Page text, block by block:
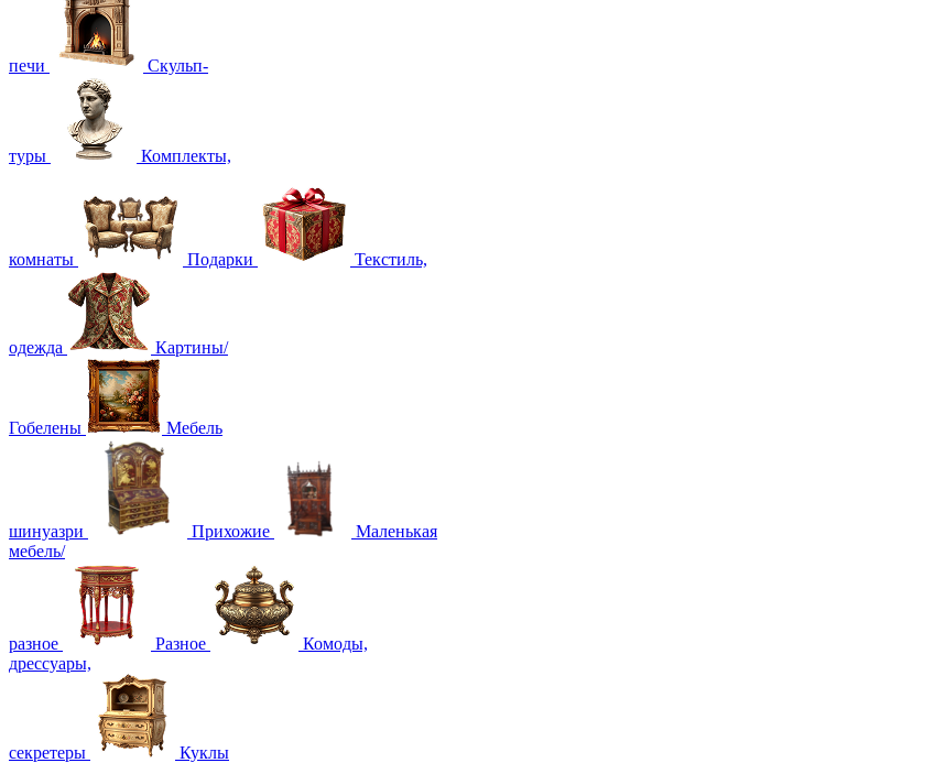
печи Скульп-
туры Комплекты,
комнаты Подарки Текстиль,
одежда Картины/
Гобелены Мебель
шинуазри Прихожие
Маленькая
мебель/
разное Разное
Комоды,
дрессуары,
секретеры Куклы